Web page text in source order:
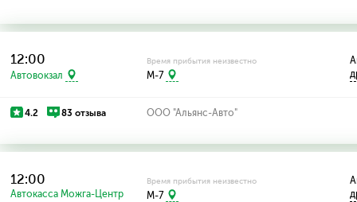
12:00
Автовокзал
Время прибытия неизвестно
M-7
4.2 83 отзыва ООО "Альянс-Авто"
12:00
Автокасса Можга-Центр
Время прибытия неизвестно
M-7